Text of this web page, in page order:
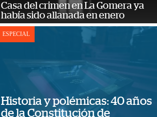
Casa del crimen en La Gomera ya
había sido allanada en enero
ESPECIAL
Historia y polémicas: 40 años
de la Constitución de